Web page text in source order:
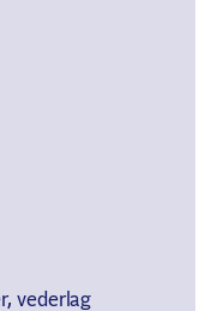
vederlag